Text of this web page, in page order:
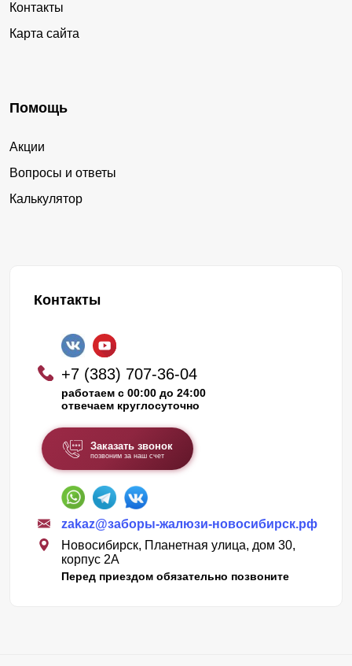
Контакты
Карта сайта
Помощь
Акции
Вопросы и ответы
Калькулятор
Контакты
+7 (383) 707-36-04
работаем с 00:00 до 24:00
отвечаем круглосуточно
Заказать звонок
позвоним за наш счет
zakaz@заборы-жалюзи-новосибирск.рф
Новосибирск, Планетная улица, дом 30,
корпус 2А
Перед приездом обязательно позвоните